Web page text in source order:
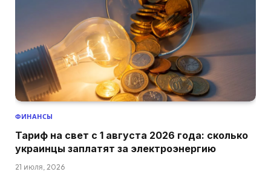
ФИНАНСЫ
Тариф на свет с 1 августа 2026 года: сколько
украинцы заплатят за электроэнергию
21 июля, 2026